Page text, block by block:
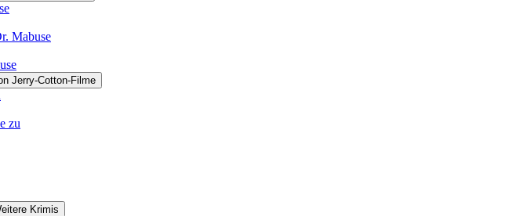
Mabuse
Jerry-Cotton-Filme
zu
Krimis